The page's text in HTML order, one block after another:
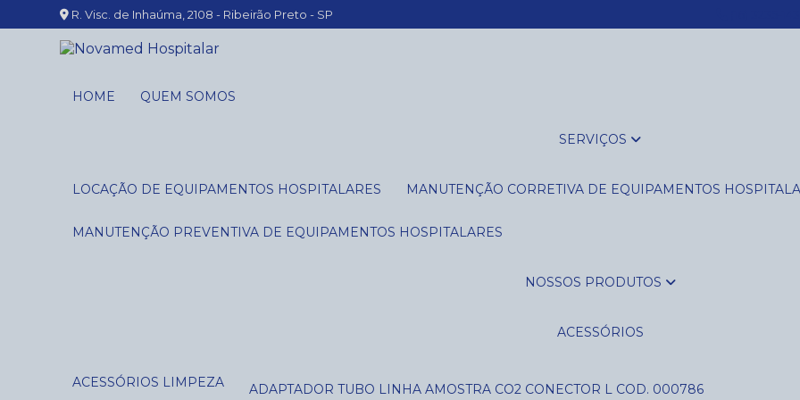
R. Visc. de Inhaúma, 2108 - Ribeirão Preto - SP
HOME QUEM SOMOS
SERVIÇOS
LOCAÇÃO DE EQUIPAMENTOS HOSPITALARES MANUTENÇÃO CORRETIVA DE EQUIPAMENTOS
MANUTENÇÃO PREVENTIVA DE EQUIPAMENTOS HOSPITALARES
NOSSOS PRODUTOS
ACESSÓRIOS
ACESSÓRIOS LIMPEZA ADAPTADOR TUBO LINHA AMOSTRA CO2 CONECTOR L COD. 000786